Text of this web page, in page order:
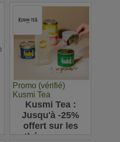
Promo (vérifié)
Kusmi Tea
Kusmi Tea :
Jusqu'à -25%
offert sur les
thés en vrac